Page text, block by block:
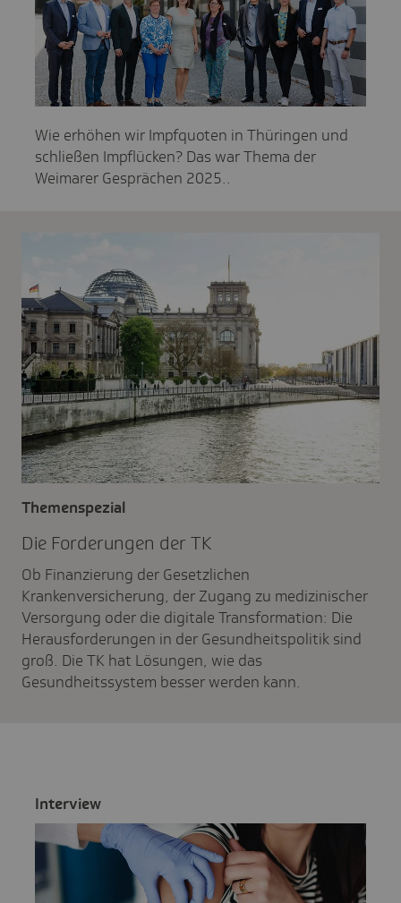
Wie erhöhen wir Impfquoten in Thüringen und
schließen Impflücken? Das war Thema der
Weimarer Gesprächen 2025..
Die Forde­rungen der TK
Themenspezial
Ob Finanzierung der Gesetzlichen
Krankenversicherung, der Zugang zu medizinischer
Versorgung oder die digitale Transformation: Die
Herausforderungen in der Gesundheitspolitik sind
groß. Die TK hat Lösungen, wie das
Gesundheitssystem besser werden kann.
Inter­view